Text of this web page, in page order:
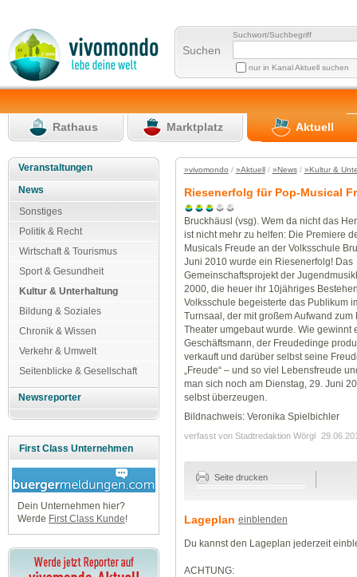
Suchen
Suchwort/Suchbegriff
nur in Kanal Aktuell suchen
Rathaus Marktplatz Aktuell
Veranstaltungen
News
Sonstiges
Politik & Recht
Wirtschaft & Tourismus
Sport & Gesundheit
Kultur & Unterhaltung
Bildung & Soziales
Chronik & Wissen
Verkehr & Umwelt
Seitenblicke & Gesellschaft
Newsreporter
First Class Unternehmen
Dein Unternehmen hier?
Werde First Class Kunde!
»vivomondo / »Aktuell/ »News/ »Kultur &
Riesenerfolg für Pop-Musical
Bruckhäusl (vsg). Wem da nicht das
ist nicht mehr zu helfen: Die Premiere
Musicals Freude an der Volksschule
Juni 2010 wurde ein Riesenerfolg! Das
Gemeinschaftsprojekt der
2000, die heuer ihr 10jähriges
Volksschule begeisterte das Publikum
Turnsaal, der mit großem Aufwand zum
Theater umgebaut wurde. Wie gewinnt
Geschäftsmann, der Freudedinge
verkauft und darüber selbst seine
„Freude“ – und so viel Lebensfreude
man sich noch am Dienstag, 29. Juni
selbst überzeugen.
Bildnachweis: Veronika Spielbichler
verfasst von Stadtredaktion Wörgl
Seite drucken
Lageplan einblenden
Du kannst den Lageplan jederzeit
ACHTUNG: